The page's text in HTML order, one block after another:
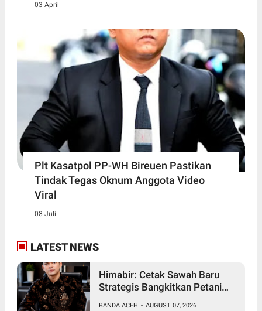
03 April
Plt Kasatpol PP-WH Bireuen Pastikan
Tindak Tegas Oknum Anggota Video
Viral
08 Juli
LATEST NEWS
Himabir: Cetak Sawah Baru
Strategis Bangkitkan Petani
BANDA ACEH - AUGUST 07, 2026